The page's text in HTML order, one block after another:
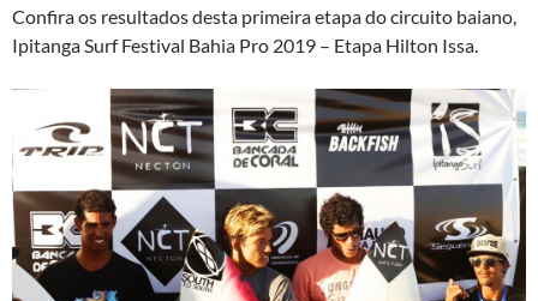
Confira os resultados desta primeira etapa do circuito baiano,
Ipitanga Surf Festival Bahia Pro 2019 – Etapa Hilton Issa.